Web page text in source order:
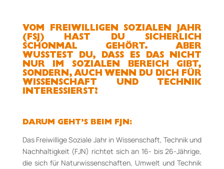
VOM FREIWILLIGEN SOZIALEN JAHR
(FSJ) HAST DU SICHERLICH
SCHONMAL GEHÖRT. ABER
WUSSTEST DU, DASS ES DAS NICHT
NUR IM SOZIALEN BEREICH GIBT,
SONDERN, AUCH WENN DU DICH FÜR
WISSENSCHAFT UND TECHNIK
INTERESSIERST?
DARUM GEHT’S BEIM FJN:
Das Freiwillige Soziale Jahr in Wissenschaft, Technik und
Nachhaltigkeit (FJN) richtet sich an 16­- bis 26-­Jährige,
die sich für Naturwissenschaften, Umwelt und Technik